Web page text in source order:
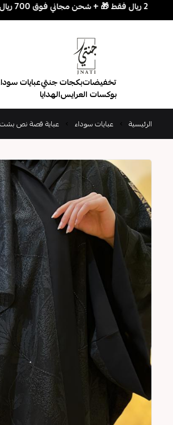
تخفيضاتبكجات جنتيعبايات
بوكسات العرايسالهدايا
الرئيسية عبايات سوداء عباية قصة نص بشت